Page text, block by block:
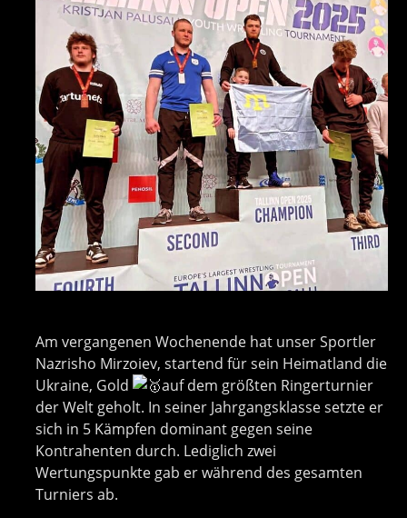
Am vergangenen Wochenende hat unser Sportler
Nazrisho Mirzoiev, startend für sein Heimatland die
Ukraine, Gold
auf dem größten Ringerturnier
der Welt geholt. In seiner Jahrgangsklasse setzte er
sich in 5 Kämpfen dominant gegen seine
Kontrahenten durch. Lediglich zwei
Wertungspunkte gab er während des gesamten
Turniers ab.